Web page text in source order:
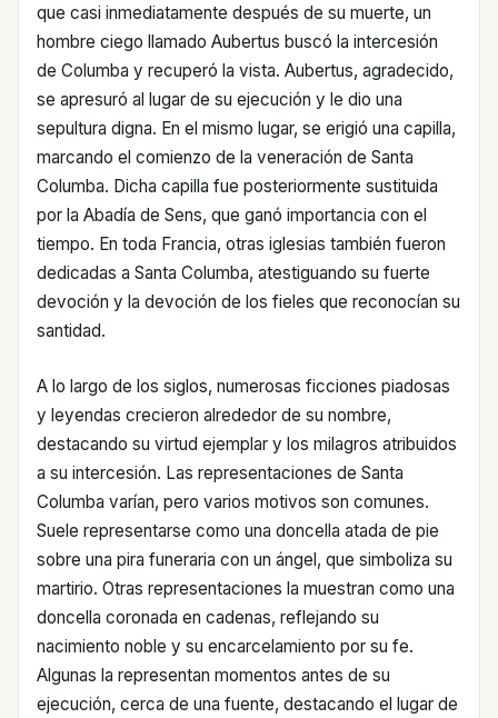
que casi inmediatamente después de su muerte, un
hombre ciego llamado Aubertus buscó la intercesión
de Columba y recuperó la vista. Aubertus, agradecido,
se apresuró al lugar de su ejecución y le dio una
sepultura digna. En el mismo lugar, se erigió una capilla,
marcando el comienzo de la veneración de Santa
Columba. Dicha capilla fue posteriormente sustituida
por la Abadía de Sens, que ganó importancia con el
tiempo. En toda Francia, otras iglesias también fueron
dedicadas a Santa Columba, atestiguando su fuerte
devoción y la devoción de los fieles que reconocían su
santidad.
A lo largo de los siglos, numerosas ficciones piadosas
y leyendas crecieron alrededor de su nombre,
destacando su virtud ejemplar y los milagros atribuidos
a su intercesión. Las representaciones de Santa
Columba varían, pero varios motivos son comunes.
Suele representarse como una doncella atada de pie
sobre una pira funeraria con un ángel, que simboliza su
martirio. Otras representaciones la muestran como una
doncella coronada en cadenas, reflejando su
nacimiento noble y su encarcelamiento por su fe.
Algunas la representan momentos antes de su
ejecución, cerca de una fuente, destacando el lugar de